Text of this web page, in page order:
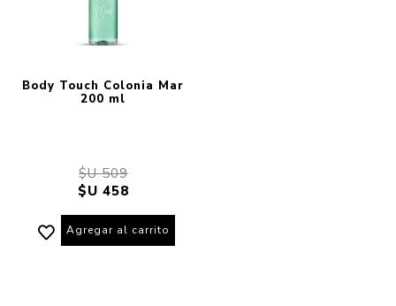
Body Touch Colonia Mar
200 ml
$U 509
$U 458
Agregar al carrito